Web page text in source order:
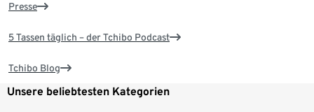
Presse
5 Tassen täglich – der Tchibo Podcast
Tchibo Blog
Unsere beliebtesten Kategorien